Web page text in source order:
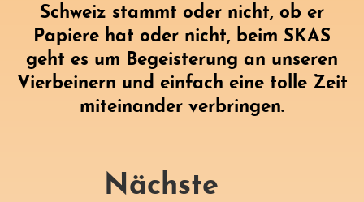
Schweiz stammt oder nicht, ob er
Papiere hat oder nicht, beim SKAS
geht es um Begeisterung an unseren
Vierbeinern und einfach eine tolle Zeit
miteinander verbringen.
Nächste